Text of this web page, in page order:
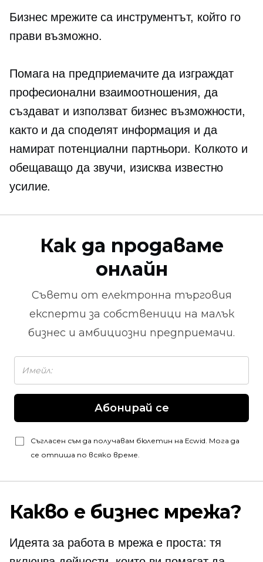
Бизнес мрежите са инструментът, който го
прави възможно.
Помага на предприемачите да изграждат
професионални взаимоотношения, да
създават и използват бизнес възможности,
както и да споделят информация и да
намират потенциални партньори. Колкото и
обещаващо да звучи, изисква известно
усилие.
Как да продаваме
онлайн
Съвети от електронна търговия
експерти за собственици на малък
бизнес и амбициозни предприемачи.
Абонирай се
Съгласен съм да получавам бюлетин на Ecwid. Мога да
се отпиша по всяко време.
Какво е бизнес мрежа?
Идеята за работа в мрежа е проста: тя